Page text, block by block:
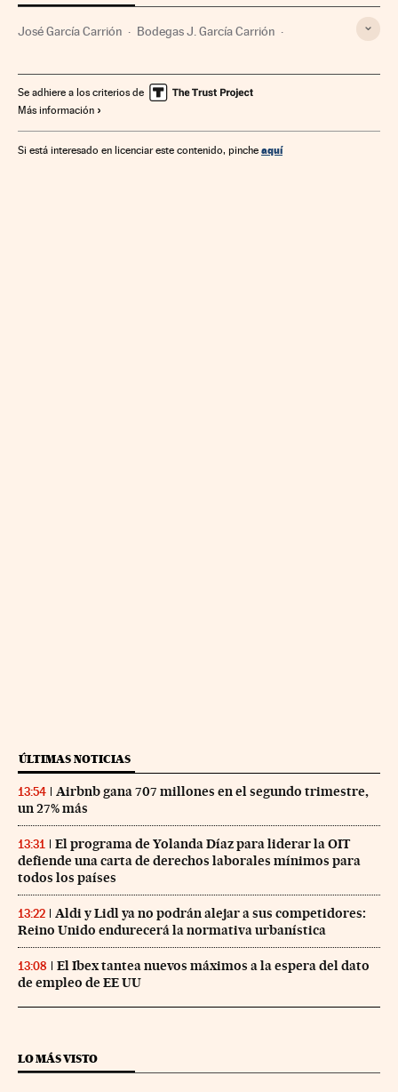
José García Carrión Bodegas J. García Carrión
Agricultura Agroalimentación Economía
Se adhiere a los criterios de
Más información
Si está interesado en licenciar este contenido, pinche aquí
ÚLTIMAS NOTICIAS
13:54
Airbnb gana 707 millones en el segundo trimestre,
un 27% más
13:31
El programa de Yolanda Díaz para liderar la OIT
defiende una carta de derechos laborales mínimos para
todos los países
13:22
Aldi y Lidl ya no podrán alejar a sus competidores:
Reino Unido endurecerá la normativa urbanística
13:08
El Ibex tantea nuevos máximos a la espera del dato
de empleo de EE UU
LO MÁS VISTO